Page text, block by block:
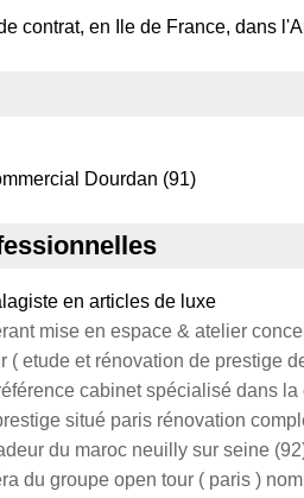
contrat, en Ile de France, dans
Dourdan (91)
en articles de luxe
mise en espace & atelier
( etude et rénovation de prestige
cabinet spécialisé dans la
situé paris rénovation
du maroc neuilly sur seine
du groupe open tour ( paris )